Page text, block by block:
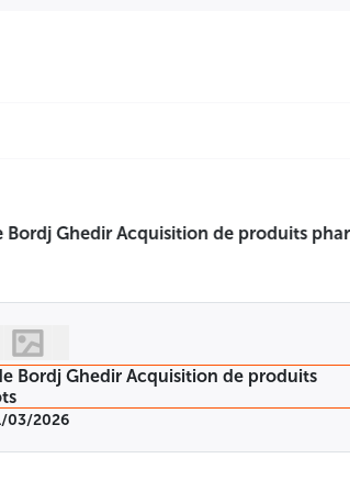
DE
minimales pour la fourniture des
03/2026